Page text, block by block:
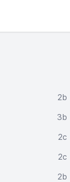
2b
3b
2c
2c
2b